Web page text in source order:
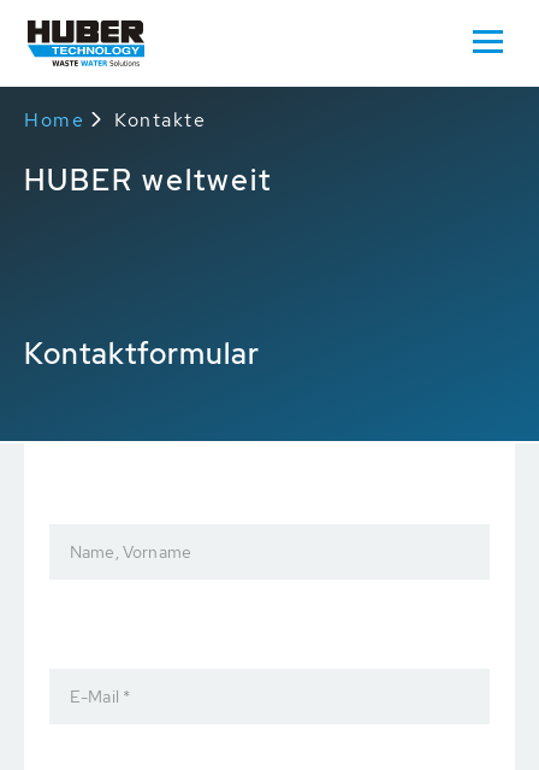
Home Kontakte
HUBER weltweit
Kontaktformular
Name, Vorname
E-Mail *